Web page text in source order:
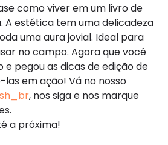
como viver em um livro de
A estética tem uma delicadeza
uma aura jovial. Ideal para
no campo. Agora que você
e pegou as dicas de edição de
em ação! Vá no nosso
, nos siga e nos marque
a próxima!